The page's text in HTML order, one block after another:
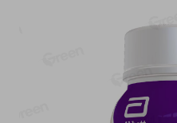
копченые Молодецкие
Местное известное 20 шт
упак Солигорска п/ф